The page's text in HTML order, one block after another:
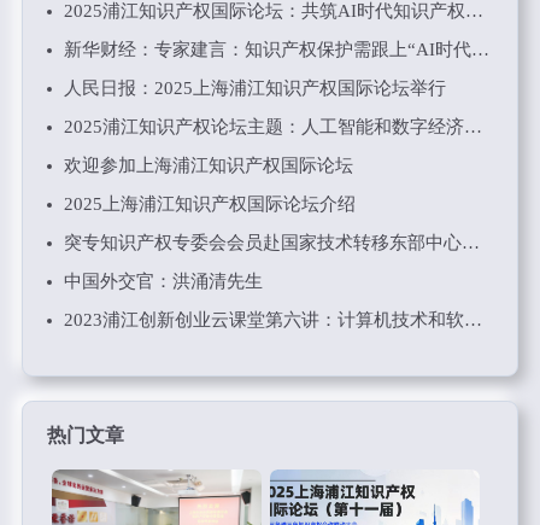
2025浦江知识产权国际论坛：共筑AI时代知识产权的新未来
新华财经：专家建言：知识产权保护需跟上“AI时代”步伐
人民日报：2025上海浦江知识产权国际论坛举行
2025浦江知识产权论坛主题：人工智能和数字经济时代知识产权工作要点
欢迎参加上海浦江知识产权国际论坛
2025上海浦江知识产权国际论坛介绍
突专知识产权专委会会员赴国家技术转移东部中心考察调研学习
中国外交官：洪涌清先生
2023浦江创新创业云课堂第六讲：计算机技术和软件知识产权保护
热门文章